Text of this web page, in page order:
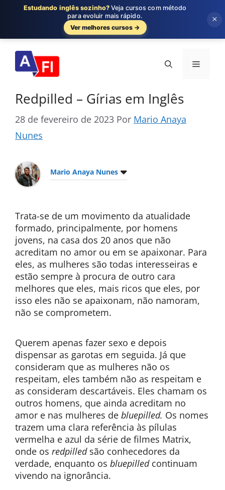
para
conteúdo
Menu
Redpilled – Gírias em Inglês
28 de fevereiro de 2023 Por Mario Anaya
Nunes
Mario Anaya Nunes
Trata-se de um movimento da atualidade
formado, principalmente, por homens
jovens, na casa dos 20 anos que não
acreditam no amor ou em se apaixonar. Para
eles, as mulheres são todas interesseiras e
estão sempre à procura de outro cara
melhores que eles, mais ricos que eles, por
isso eles não se apaixonam, não namoram,
não se comprometem.
Querem apenas fazer sexo e depois
dispensar as garotas em seguida. Já que
consideram que as mulheres não os
respeitam, eles também não as respeitam e
as consideram descartáveis. Eles chamam os
outros homens, que ainda acreditam no
amor e nas mulheres de bluepilled. Os nomes
trazem uma clara referência às pílulas
vermelha e azul da série de filmes Matrix,
onde os redpilledsão conhecedores da
verdade, enquanto os bluepilled continuam
vivendo na ignorância.
Estudando inglês sozinho? Veja cursos com método
para evoluir mais rápido.
Ver melhores cursos →
×